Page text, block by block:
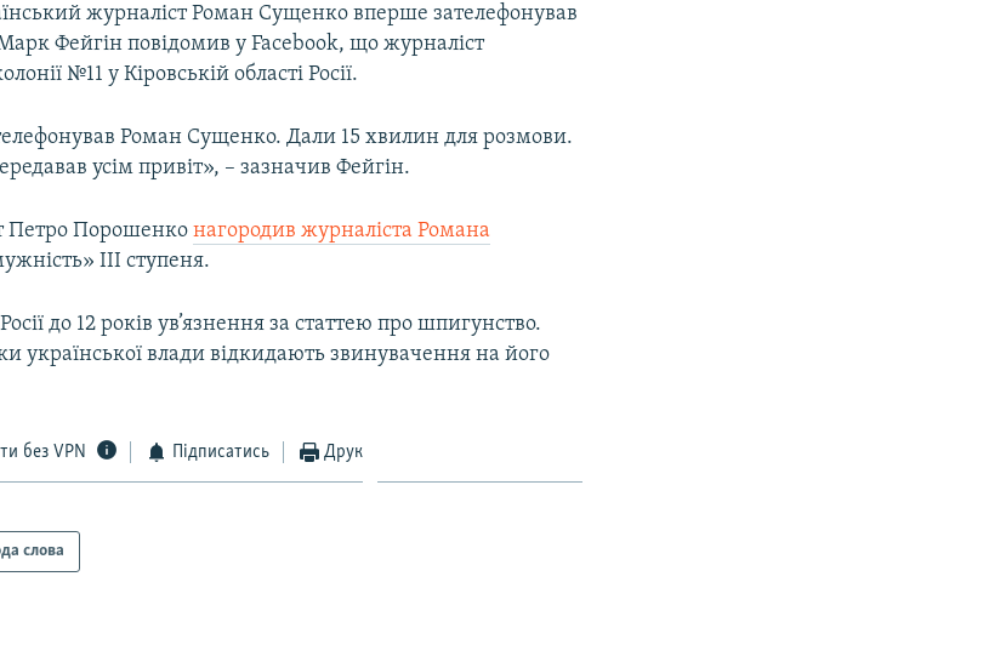
журналіст Роман Сущенко вперше зателефонував
Фейгін повідомив у Facebook, що журналіст
№11 у Кіровській області Росії.
Роман Сущенко. Дали 15 хвилин для розмови.
усім привіт», – зазначив Фейгін.
Петро Порошенконагородив журналіста Романа
ІІІ ступеня.
до 12 років ув’язнення за статтею про шпигунство.
української влади відкидають звинувачення на його
без VPN Підписатись Друк
слова